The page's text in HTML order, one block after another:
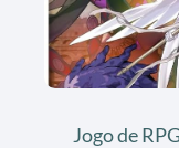
Jogo de